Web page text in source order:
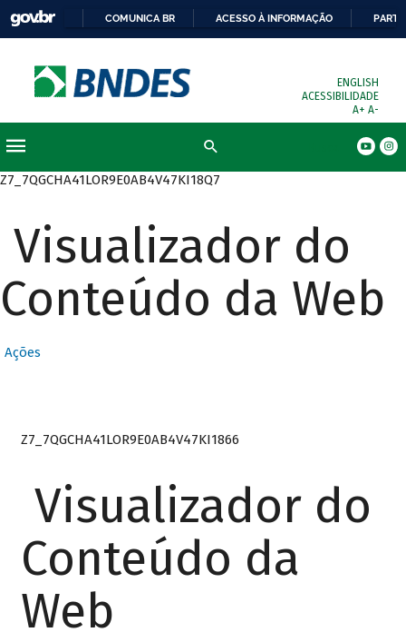
COMUNICA BR ACESSO À INFORMAÇÃO
ENGLISH
ACESSIBILIDADE
A+ A-
Z7_7QGCHA41LOR9E0AB4V47KI18Q7
Visualizador do
Conteúdo da Web
Ações
Z7_7QGCHA41LOR9E0AB4V47KI1866
Visualizador do
Conteúdo da
Web